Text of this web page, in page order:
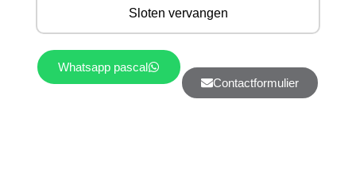
Sloten vervangen
Whatsapp pascal
Contactformulier